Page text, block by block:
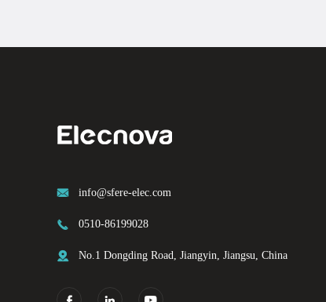
 info@sfere-elec.com
 0510-86199028
 No.1 Dongding Road, Jiangyin, Jiangsu, China